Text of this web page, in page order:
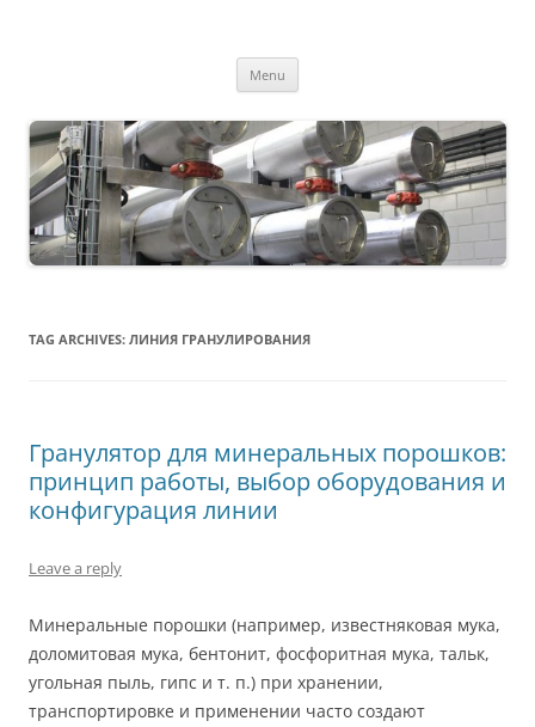
Menu
TAG ARCHIVES: ЛИНИЯ ГРАНУЛИРОВАНИЯ
Гранулятор для минеральных порошков:
принцип работы, выбор оборудования и
конфигурация линии
Leave a reply
Минеральные порошки (например, известняковая мука,
доломитовая мука, бентонит, фосфоритная мука, тальк,
угольная пыль, гипс и т. п.) при хранении,
транспортировке и применении часто создают